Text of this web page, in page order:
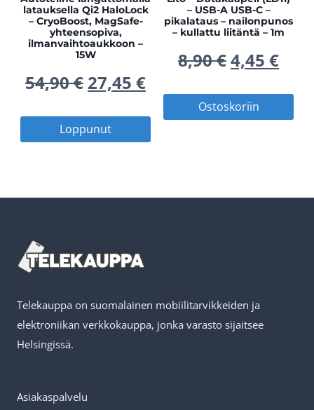
latauksella Qi2 HaloLock
– CryoBoost, MagSafe-
yhteensopiva,
ilmanvaihtoaukkoon –
15W
54,90€ Alkuperäinen
hinta
oli:
27,45 €Nykyinen
hinta
on:
Loppunut
– USB-A USB-C –
pikalataus – nailonpunos
– kullattu liitäntä – 1m
8,90€
hinta
oli:
4,45 €
on:
Ostoskoriin
Telekauppa on suomalainen mobiilitarvikkeiden ja
elektroniikan verkkokauppa, jonka varasto sijaitsee
Helsingissä.
Asiakaspalvelu